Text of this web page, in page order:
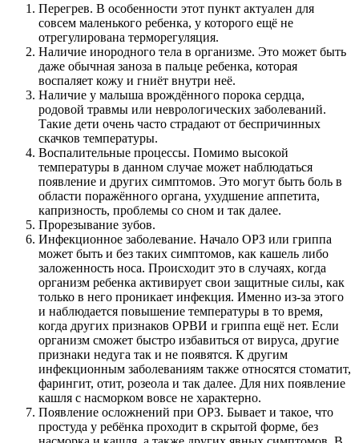
Перегрев. В особенности этот пункт актуален для
совсем маленького ребенка, у которого ещё не
отрегулирована терморегуляция.
Наличие инородного тела в организме. Это может быть
даже обычная заноза в пальце ребенка, которая
воспаляет кожу и гниёт внутри неё.
Наличие у малыша врождённого порока сердца,
родовой травмы или неврологических заболеваний.
Такие дети очень часто страдают от беспричинных
скачков температуры.
Воспалительные процессы. Помимо высокой
температуры в данном случае может наблюдаться
появление и других симптомов. Это могут быть боль в
области поражённого органа, ухудшение аппетита,
капризность, проблемы со сном и так далее.
Прорезывание зубов.
Инфекционное заболевание. Начало ОРЗ или гриппа
может быть и без таких симптомов, как кашель либо
заложенность носа. Происходит это в случаях, когда
организм ребенка активирует свои защитные силы, как
только в него проникает инфекция. Именно из-за этого
и наблюдается повышение температуры в то время,
когда других признаков ОРВИ и гриппа ещё нет. Если
организм сможет быстро избавиться от вируса, другие
признаки недуга так и не появятся. К другим
инфекционным заболеваниям также относятся стоматит,
фарингит, отит, розеола и так далее. Для них появление
кашля с насморком вовсе не характерно.
Появление осложнений при ОРЗ. Бывает и такое, что
простуда у ребёнка проходит в скрытой форме, без